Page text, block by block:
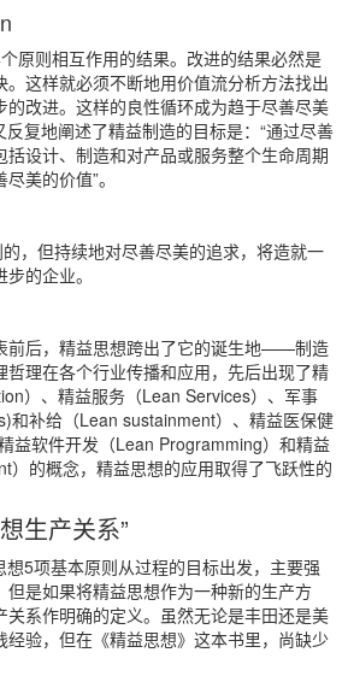
原则相互作用的结果。改进的结果必然是
这样就必须不断地用价值流分析方法找出
的改进。这样的良性循环成为趋于尽善尽美
复地阐述了精益制造的目标是：“通过尽善
设计、制造和对产品或服务整个生命周期
美的价值”。
，但持续地对尽善尽美的追求，将造就一
的企业。
前后，精益思想跨出了它的诞生地——制造
哲理在各个行业传播和应用，先后出现了精
）、精益服务（Lean Services）、军事
和补给（Lean sustainment）、精益医保健
益软件开发（Lean Programming）和精益
）的概念，精益思想的应用取得了飞跃性的
生产关系”
5项基本原则从过程的目标出发，主要强
是如果将精益思想作为一种新的生产方
关系作明确的定义。虽然无论是丰田还是美
经验，但在《精益思想》这本书里，尚缺少